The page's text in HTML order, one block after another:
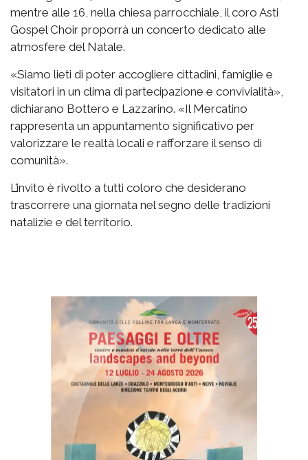
mentre alle 16, nella chiesa parrocchiale, il coro Asti
Gospel Choir proporrà un concerto dedicato alle
atmosfere del Natale.
«Siamo lieti di poter accogliere cittadini, famiglie e
visitatori in un clima di partecipazione e convivialità»,
dichiarano Bottero e Lazzarino. «Il Mercatino
rappresenta un appuntamento significativo per
valorizzare le realtà locali e rafforzare il senso di
comunità».
L’invito è rivolto a tutti coloro che desiderano
trascorrere una giornata nel segno delle tradizioni
natalizie e del territorio.